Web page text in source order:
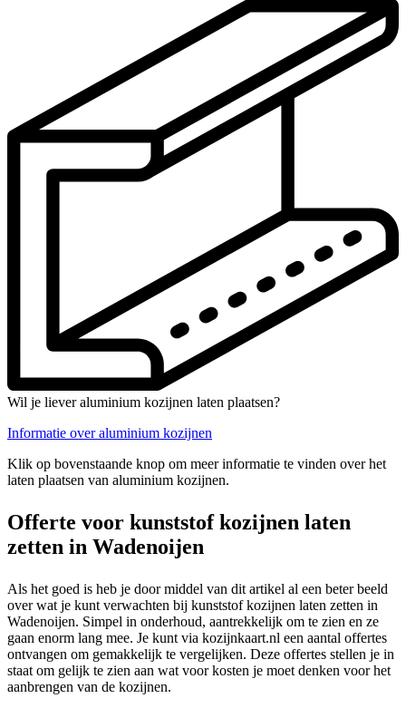
Wil je liever aluminium kozijnen laten plaatsen?
Informatie over aluminium kozijnen
Klik op bovenstaande knop om meer informatie te vinden over het
laten plaatsen van aluminium kozijnen.
Offerte voor kunststof kozijnen laten
zetten in Wadenoijen
Als het goed is heb je door middel van dit artikel al een beter beeld
over wat je kunt verwachten bij kunststof kozijnen laten zetten in
Wadenoijen. Simpel in onderhoud, aantrekkelijk om te zien en ze
gaan enorm lang mee. Je kunt via kozijnkaart.nl een aantal offertes
ontvangen om gemakkelijk te vergelijken. Deze offertes stellen je in
staat om gelijk te zien aan wat voor kosten je moet denken voor het
aanbrengen van de kozijnen.